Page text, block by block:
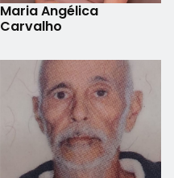
Maria Angélica
Carvalho